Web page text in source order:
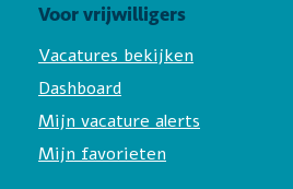
Voor vrijwilligers
Vacatures bekijken
Dashboard
Mijn vacature alerts
Mijn favorieten